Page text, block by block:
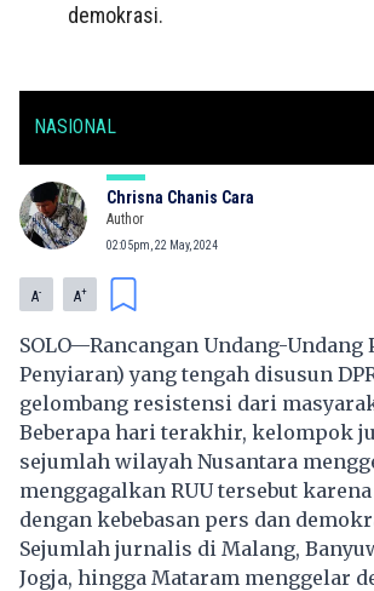
demokrasi.
NASIONAL
Chrisna Chanis Cara
Author
02:05pm, 22 May, 2024
A- A+
SOLO—Rancangan Undang-Undang
Penyiaran) yang tengah disusun
gelombang resistensi dari
Beberapa hari terakhir, kelompok
sejumlah wilayah Nusantara
menggagalkan RUU tersebut
dengan kebebasan pers dan
Sejumlah jurnalis di Malang,
Jogja, hingga Mataram menggelar